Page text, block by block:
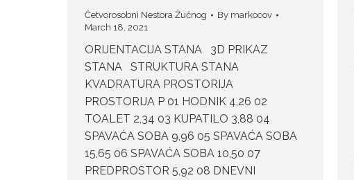
Četvorosobni Nestora Žučnog By markocov
March 18, 2021
ORIJENTACIJA STANA 3D PRIKAZ
STANA STRUKTURA STANA
KVADRATURA PROSTORIJA
PROSTORIJA P 01 HODNIK 4,26 02
TOALET 2,34 03 KUPATILO 3,88 04
SPAVAĆA SOBA 9,96 05 SPAVAĆA SOBA
15,65 06 SPAVAĆA SOBA 10,50 07
PREDPROSTOR 5,92 08 DNEVNI